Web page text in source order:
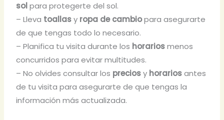
solpara protegerte del sol.
– Lleva toallasy ropa de cambiopara asegurarte
de que tengas todo lo necesario.
– Planifica tu visita durante los horariosmenos
concurridos para evitar multitudes.
– No olvides consultar los preciosy horariosantes
de tu visita para asegurarte de que tengas la
información más actualizada.